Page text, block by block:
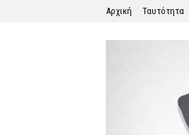
Αρχική Ταυτότητα